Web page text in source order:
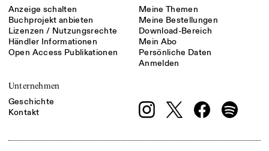
Anzeige schalten
Buchprojekt anbieten
Lizenzen / Nutzungsrechte
Händler Informationen
Open Access Publikationen
Meine Themen
Meine Bestellungen
Download-Bereich
Mein Abo
Persönliche Daten
Anmelden
Unternehmen
Geschichte
Kontakt